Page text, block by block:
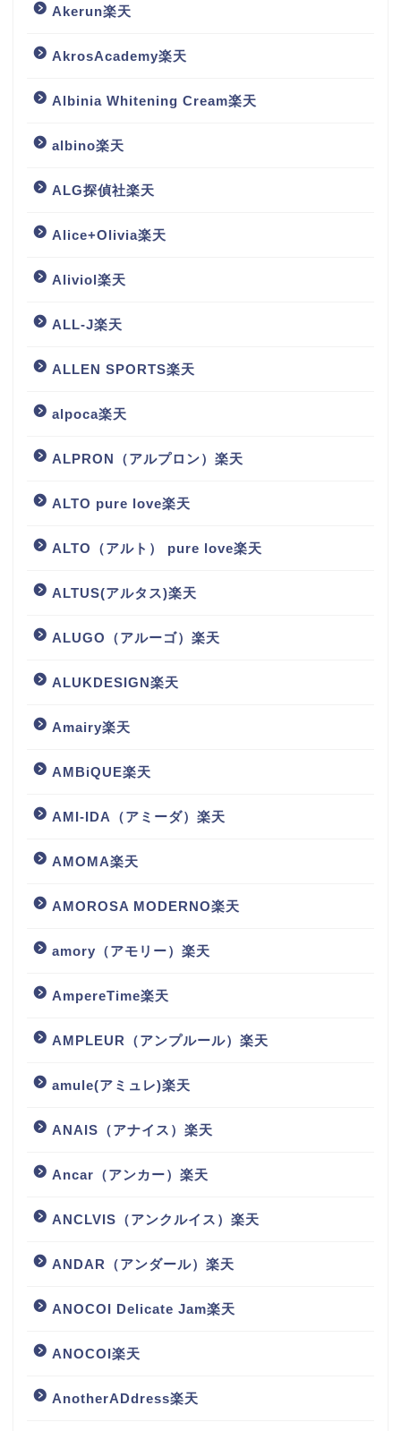
Akerun楽天
AkrosAcademy楽天
Albinia Whitening Cream楽天
albino楽天
ALG探偵社楽天
Alice+Olivia楽天
Aliviol楽天
ALL-J楽天
ALLEN SPORTS楽天
alpoca楽天
ALPRON（アルプロン）楽天
ALTO pure love楽天
ALTO（アルト） pure love楽天
ALTUS(アルタス)楽天
ALUGO（アルーゴ）楽天
ALUKDESIGN楽天
Amairy楽天
AMBiQUE楽天
AMI-IDA（アミーダ）楽天
AMOMA楽天
AMOROSA MODERNO楽天
amory（アモリー）楽天
AmpereTime楽天
AMPLEUR（アンプルール）楽天
amule(アミュレ)楽天
ANAIS（アナイス）楽天
Ancar（アンカー）楽天
ANCLVIS（アンクルイス）楽天
ANDAR（アンダール）楽天
ANOCOI Delicate Jam楽天
ANOCOI楽天
AnotherADdress楽天